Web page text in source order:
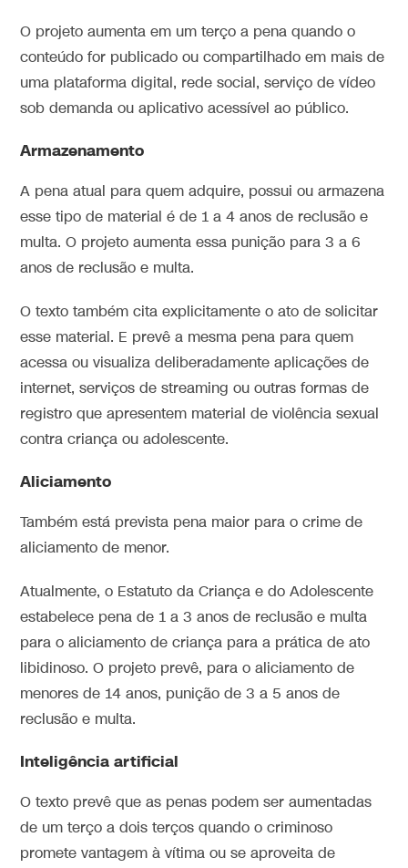
O projeto aumenta em um terço a pena quando o
conteúdo for publicado ou compartilhado em mais de
uma plataforma digital, rede social, serviço de vídeo
sob demanda ou aplicativo acessível ao público.
Armazenamento
A pena atual para quem adquire, possui ou armazena
esse tipo de material é de 1 a 4 anos de reclusão e
multa. O projeto aumenta essa punição para 3 a 6
anos de reclusão e multa.
O texto também cita explicitamente o ato de solicitar
esse material. E prevê a mesma pena para quem
acessa ou visualiza deliberadamente aplicações de
internet, serviços de streaming ou outras formas de
registro que apresentem material de violência sexual
contra criança ou adolescente.
Aliciamento
Também está prevista pena maior para o crime de
aliciamento de menor.
Atualmente, o Estatuto da Criança e do Adolescente
estabelece pena de 1 a 3 anos de reclusão e multa
para o aliciamento de criança para a prática de ato
libidinoso. O projeto prevê, para o aliciamento de
menores de 14 anos, punição de 3 a 5 anos de
reclusão e multa.
Inteligência artificial
O texto prevê que as penas podem ser aumentadas
de um terço a dois terços quando o criminoso
promete vantagem à vítima ou se aproveita de